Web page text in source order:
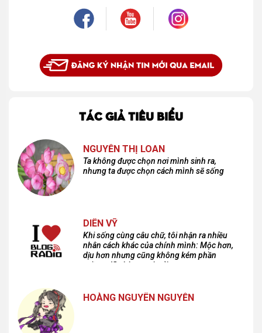
TÁC GIẢ TIÊU BIỂU
NGUYỄN THỊ LOAN
Ta không được chọn nơi mình sinh ra,
nhưng ta được chọn cách mình sẽ sống
DIÊN VỸ
Khi sống cùng câu chữ, tôi nhận ra nhiều
nhân cách khác của chính mình: Mộc hơn,
dịu hơn nhưng cũng không kém phần
cuồng dã và hoang hoải...
HOÀNG NGUYÊN NGUYỄN